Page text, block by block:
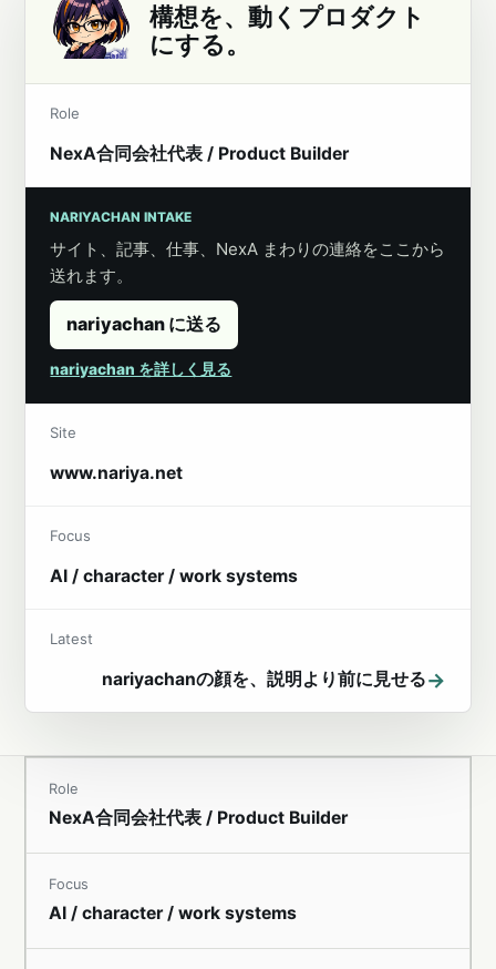
構想を、動くプロダクト
にする。
Role
NexA合同会社代表 / Product Builder
NARIYACHAN INTAKE
サイト、記事、仕事、NexA まわりの連絡をここから
送れます。
nariyachan に送る
nariyachan を詳しく見る
Site
www.nariya.net
Focus
AI / character / work systems
Latest
nariyachanの顔を、説明より前に見せる→
Role
NexA合同会社代表 / Product Builder
Focus
AI / character / work systems